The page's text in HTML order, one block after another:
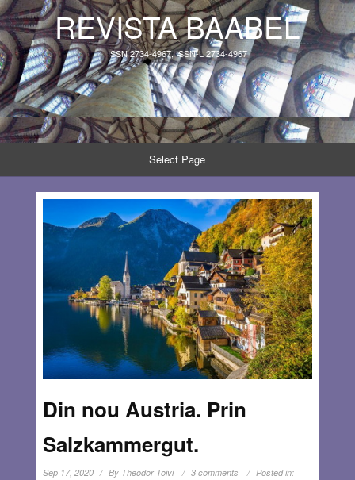
REVISTA BAABEL
ISSN 2734-4967, ISSN-L 2734-4967
Select Page
Din nou Austria. Prin
Salzkammergut.
Sep 17, 2020 By Theodor Toivi 3 comments
Posted in: